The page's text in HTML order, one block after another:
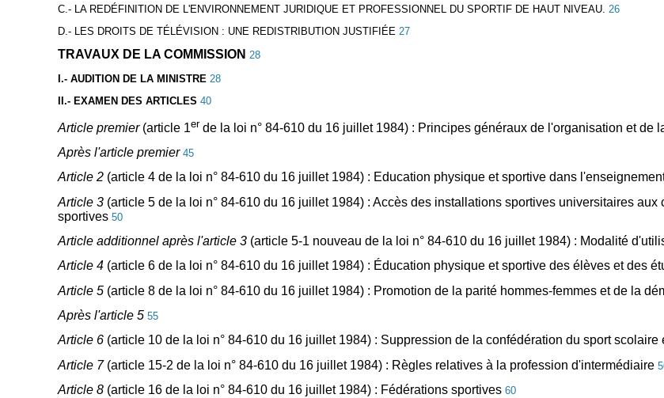
C.- LA REDÉFINITION DE L'ENVIRONNEMENT JURIDIQUE ET PROFESSIONNEL DU SPORTIF DE HAUT NIVEAU. 26
D.- LES DROITS DE TÉLÉVISION : UNE REDISTRIBUTION JUSTIFIÉE 27
TRAVAUX DE LA COMMISSION 28
I.- AUDITION DE LA MINISTRE 28
II.- EXAMEN DES ARTICLES 40
Article premier(article 1er de la loi n° 84-610 du 16 juillet 1984) : Principes généraux de l'organisation et de
Après l'article premier 45
Article 2(article 4 de la loi n° 84-610 du 16 juillet 1984) : Education physique et sportive dans
Article 3(article 5 de la loi n° 84-610 du 16 juillet 1984) : Accès des installations sportives universitaires
sportives 50
Article additionnel après l'article 3(article 5-1 nouveau de la loi n° 84-610 du 16 juillet 1984) : Modalité
Article 4(article 6 de la loi n° 84-610 du 16 juillet 1984) : Éducation physique et sportive des élèves et des
Article 5(article 8 de la loi n° 84-610 du 16 juillet 1984) : Promotion de la parité hommes-femmes et de la
Après l'article 5 55
Article 6(article 10 de la loi n° 84-610 du 16 juillet 1984) : Suppression de la confédération du sport scolaire
Article 7(article 15-2 de la loi n° 84-610 du 16 juillet 1984) : Règles relatives à la profession d'intermédiaire
Article 8(article 16 de la loi n° 84-610 du 16 juillet 1984) : Fédérations sportives60